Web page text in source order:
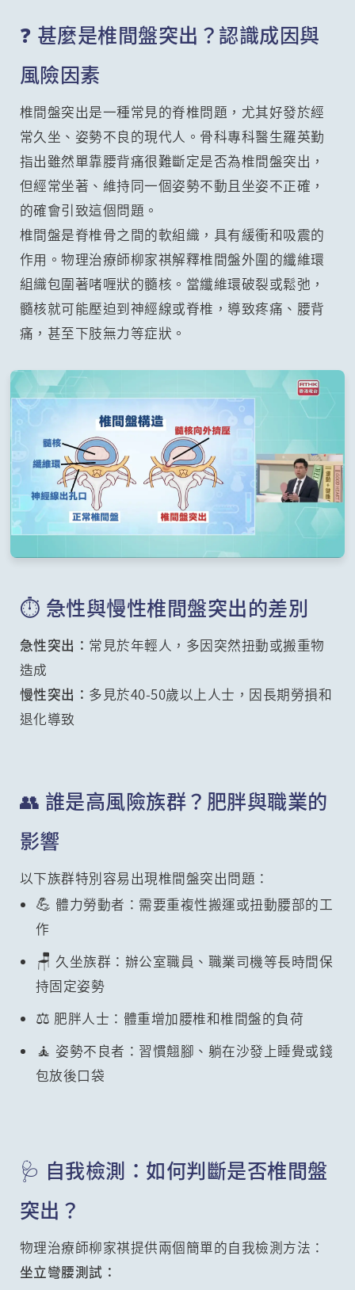
❓ 甚麼是椎間盤突出？認識成因與
風險因素
椎間盤突出是一種常見的脊椎問題，尤其好發於經
常久坐、姿勢不良的現代人。骨科專科醫生羅英勤
指出雖然單靠腰背痛很難斷定是否為椎間盤突出，
但經常坐著、維持同一個姿勢不動且坐姿不正確，
的確會引致這個問題。
椎間盤是脊椎骨之間的軟組織，具有緩衝和吸震的
作用。物理治療師柳家祺解釋椎間盤外圍的纖維環
組織包圍著啫喱狀的髓核。當纖維環破裂或鬆弛，
髓核就可能壓迫到神經線或脊椎，導致疼痛、腰背
痛，甚至下肢無力等症狀。
⏱️ 急性與慢性椎間盤突出的差別
急性突出： 常見於年輕人，多因突然扭動或搬重物
造成
慢性突出： 多見於40-50歲以上人士，因長期勞損和
退化導致
👥 誰是高風險族群？肥胖與職業的
影響
以下族群特別容易出現椎間盤突出問題：
💪 體力勞動者：需要重複性搬運或扭動腰部的工
作
🪑 久坐族群：辦公室職員、職業司機等長時間保
持固定姿勢
⚖️ 肥胖人士：體重增加腰椎和椎間盤的負荷
🧘 姿勢不良者：習慣翹腳、躺在沙發上睡覺或錢
包放後口袋
🩺 自我檢測：如何判斷是否椎間盤
突出？
物理治療師柳家祺提供兩個簡單的自我檢測方法：
坐立彎腰測試：